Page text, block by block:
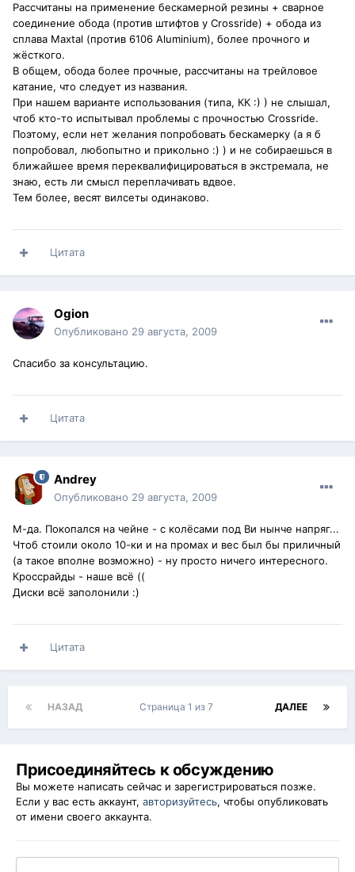
Рассчитаны на применение бескамерной резины + сварное
соединение обода (против штифтов у Crossride) + обода из
сплава Maxtal (против 6106 Aluminium), более прочного и
жёсткого.
В общем, обода более прочные, рассчитаны на трейловое
катание, что следует из названия.
При нашем варианте использования (типа, КК :) ) не слышал,
чтоб кто-то испытывал проблемы с прочностью Crossride.
Поэтому, если нет желания попробовать бескамерку (а я б
попробовал, любопытно и прикольно :) ) и не собираешься в
ближайшее время переквалифицироваться в экстремала, не
знаю, есть ли смысл переплачивать вдвое.
Тем более, весят вилсеты одинаково.
Цитата
Ogion
Опубликовано 29 августа, 2009
Спасибо за консультацию.
Цитата
Andrey
Опубликовано 29 августа, 2009
М-да. Покопался на чейне - с колёсами под Ви нынче напряг...
Чтоб стоили около 10-ки и на промах и вес был бы приличный
(а такое вполне возможно) - ну просто ничего интересного.
Кроссрайды - наше всё ((
Диски всё заполонили :)
Цитата
НАЗАД ДАЛЕЕ
Страница 1 из 7
Присоединяйтесь к обсуждению
Вы можете написать сейчас и зарегистрироваться позже.
Если у вас есть аккаунт, авторизуйтесь, чтобы опубликовать
от имени своего аккаунта.